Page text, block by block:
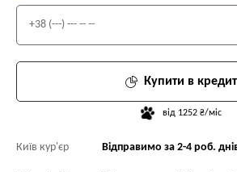
Купити в кредит
від 1252 ₴/міс
Київ кур'єр Відправимо за 2-4 роб.